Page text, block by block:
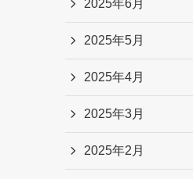
2025年6月
2025年5月
2025年4月
2025年3月
2025年2月